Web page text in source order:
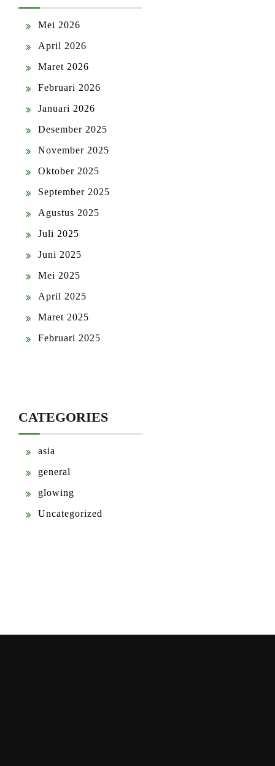
Mei 2026
April 2026
Maret 2026
Februari 2026
Januari 2026
Desember 2025
November 2025
Oktober 2025
September 2025
Agustus 2025
Juli 2025
Juni 2025
Mei 2025
April 2025
Maret 2025
Februari 2025
CATEGORIES
asia
general
glowing
Uncategorized